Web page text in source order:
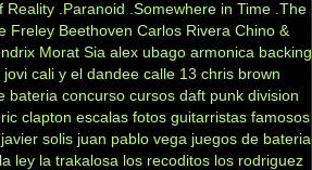
Reality .Paranoid .Somewhere in Time .The
Freley Beethoven Carlos Rivera Chino &
Morat Sia alex ubago armonica backing
jovi cali y el dandee calle 13 chris brown
bateria concurso cursos daft punk division
clapton escalas fotos guitarristas famosos
javier solis juan pablo vega juegos de bateria
la ley la trakalosa los recoditos los rodriguez